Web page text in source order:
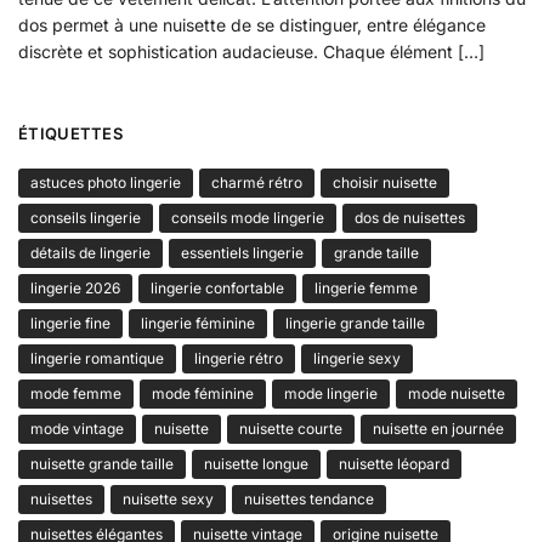
dos permet à une nuisette de se distinguer, entre élégance
discrète et sophistication audacieuse. Chaque élément […]
ÉTIQUETTES
astuces photo lingerie charmé rétro
choisir nuisette
conseils lingerie
conseils mode lingerie
dos de nuisettes
détails de lingerie
essentiels lingerie
grande taille
lingerie 2026
lingerie confortable
lingerie femme
lingerie fine
lingerie féminine
lingerie grande taille
lingerie romantique
lingerie rétro
lingerie sexy
mode femme
mode féminine mode lingerie
mode nuisette
mode vintage
nuisette nuisette courte
nuisette en journée
nuisette grande taille
nuisette longue
nuisette léopard
nuisettes
nuisette sexy
nuisettes tendance
nuisettes élégantes
nuisette vintage
origine nuisette